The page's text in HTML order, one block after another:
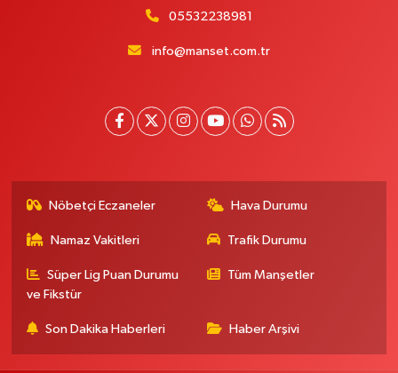
05532238981
info@manset.com.tr
Nöbetçi Eczaneler Hava Durumu
Namaz Vakitleri Trafik Durumu
Süper Lig Puan Durumu
ve Fikstür
Tüm Manşetler
Son Dakika Haberleri Haber Arşivi